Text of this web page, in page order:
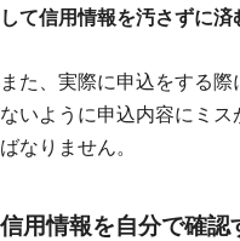
して信用情報を汚さずに
また、実際に申込をする
ないように申込内容にミ
ばなりません。
信用情報を自分で確認